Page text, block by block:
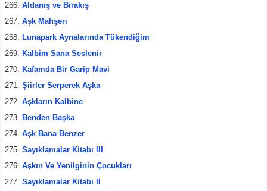
Aldanış ve Bırakış
Aşk Mahşeri
Lunapark Aynalarında Tükendiğim
Kalbim Sana Seslenir
Kafamda Bir Garip Mavi
Şiirler Serperek Aşka
Aşkların Kalbine
Benden Başka
Aşk Bana Benzer
Sayıklamalar Kitabı III
Aşkın Ve Yenilginin Çocukları
Sayıklamalar Kitabı II